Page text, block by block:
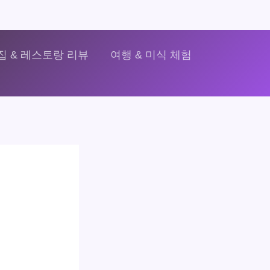
& 레스토랑 리뷰 여행 & 미식 체험